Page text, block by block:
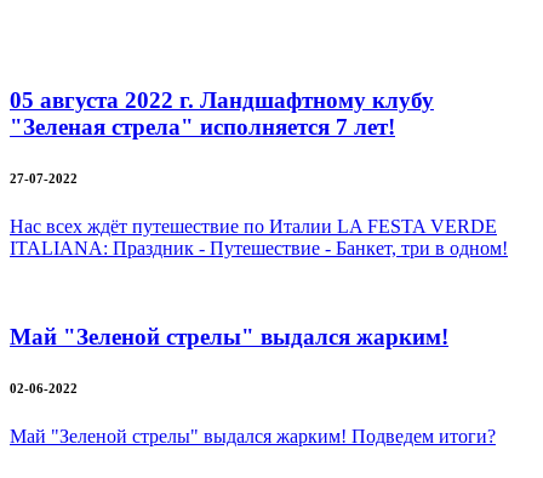
05 августа 2022 г. Ландшафтному клубу
"Зеленая стрела" исполняется 7 лет!
27-07-2022
Нас всех ждёт путешествие по Италии LA FESTA VERDE
ITALIANA: Праздник - Путешествие - Банкет, три в одном!
Май "Зеленой стрелы" выдался жарким!
02-06-2022
Май "Зеленой стрелы" выдался жарким! Подведем итоги?